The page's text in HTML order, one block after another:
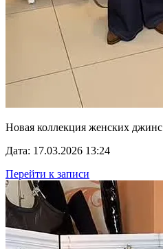
Новая коллекция женских джинс
Дата: 17.03.2026 13:24
Перейти к записи